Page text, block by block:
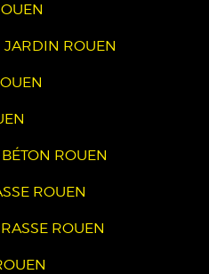
JARDIN ROUEN
ROUEN
ROUEN
ROUEN